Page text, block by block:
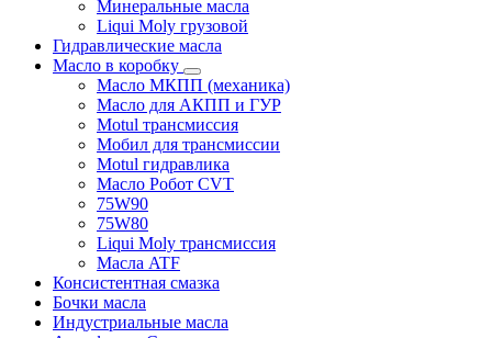
Минеральные масла
Liqui Moly грузовой
Гидравлические масла
Масло в коробку
Масло МКПП (механика)
Масло для АКПП и ГУР
Motul трансмиссия
Мобил для трансмиссии
Motul гидравлика
Масло Робот CVT
75W90
75W80
Liqui Moly трансмиссия
Масла ATF
Консистентная смазка
Бочки масла
Индустриальные масла